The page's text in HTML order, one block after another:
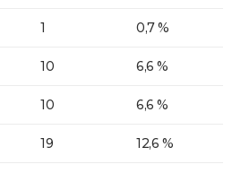
1 0,7 %
10 6,6 %
10 6,6 %
19 12,6 %